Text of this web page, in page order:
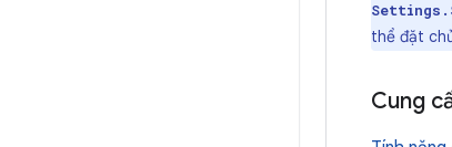
thể đặt
Cung